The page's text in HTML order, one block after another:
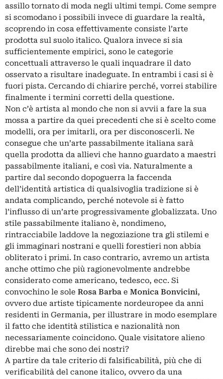
assillo tornato di moda negli ultimi tempi. Come sempre
si scomodano i possibili invece di guardare la realtà,
scoprendo in cosa effettivamente consiste l’arte
prodotta sul suolo italico. Qualora invece si sia
sufficientemente empirici, sono le categorie
concettuali attraverso le quali inquadrare il dato
osservato a risultare inadeguate. In entrambi i casi si è
fuori pista. Cercando di chiarire perché, vorrei stabilire
finalmente i termini corretti della questione.
Non c’è artista al mondo che non si avvii a fare la sua
mossa a partire da quei precedenti che si è scelto come
modelli, ora per imitarli, ora per disconoscerli. Ne
consegue che un’arte passabilmente italiana sarà
quella prodotta da allievi che hanno guardato a maestri
passabilmente italiani, e così via. Naturalmente a
partire dal secondo dopoguerra la faccenda
dell’identità artistica di qualsivoglia tradizione si è
andata complicando, perché notevole si è fatto
l’influsso di un’arte progressivamente globalizzata. Uno
stile passabilmente italiano è, nondimeno,
rintracciabile laddove la negoziazione tra gli stilemi e
gli immaginari nostrani e quelli forestieri non abbia
obliterato i primi. In caso contrario, avremo un artista
anche ottimo che più ragionevolmente andrebbe
considerato come americano, tedesco, ecc. Si
convochino le sole Rosa Barba e Monica Bonvicini,
ovvero due artiste tipicamente nordeuropee da anni
residenti in Germania, per illustrare in modo esemplare
il fatto che identità stilistica e nazionalità non
necessariamente coincidono. Quale visitatore alieno
direbbe mai che sono dei nostri?
A partire da tale criterio di falsificabilità, più che di
verificabilità del canone italico, ovvero da una